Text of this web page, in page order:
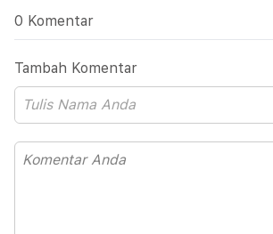
0 Komentar
Tambah Komentar